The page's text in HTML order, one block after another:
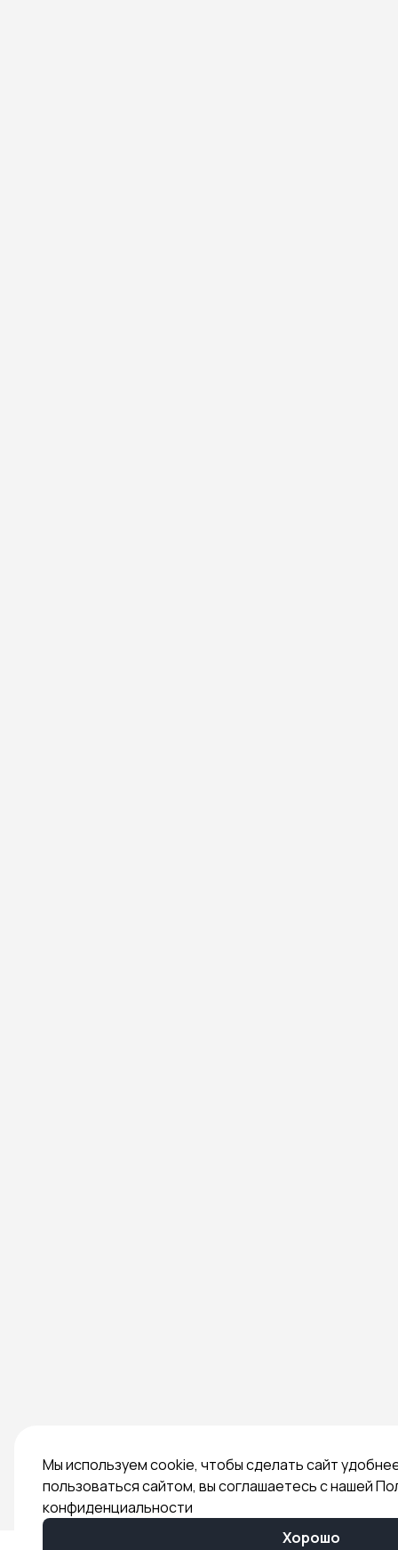
Мы используем cookie, чтобы сделать сайт
пользоваться сайтом, вы соглашаетесь с нашей
конфиденциальности
Хорошо